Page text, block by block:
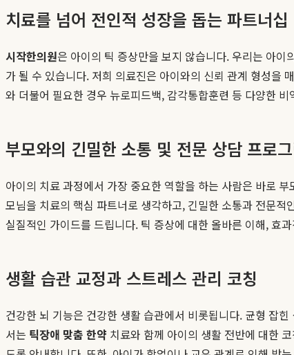
치료를 넘어 전인적 성장을 돕는 파트너십
시작한의원은 아이의 틱 증상만을 보지 않습니다. 우리는 아
가 될 수 있습니다. 저희 의료진은 아이와의 신뢰 관계 형성을
와 더불어 필요한 경우 뉴로피드백, 감각통합훈련 등 다양한 비
부모와의 긴밀한 소통 및 전문 상담 프로
아이의 치료 과정에서 가장 중요한 역할을 하는 사람은 바로
모님을 치료의 핵심 파트너로 생각하고, 긴밀한 소통과 전문
실질적인 가이드를 드립니다. 틱 증상에 대한 올바른 이해, 효
생활 습관 교정과 스트레스 관리 코칭
건강한 뇌 기능은 건강한 생활 습관에서 비롯됩니다. 균형 잡
서는 틱장애 맞춤 한약 치료와 함께 아이의 생활 전반에 대한